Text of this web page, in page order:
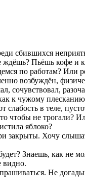
сбившихся
ждёшь? Пьёшь кофе
по работам? Или
возбуждён,
сочувствовал,
к чужому
слабость в теле,
чтобы не трогали?
яблоко?
закрыты. Хочу
Знаешь, как не
видно.
Не